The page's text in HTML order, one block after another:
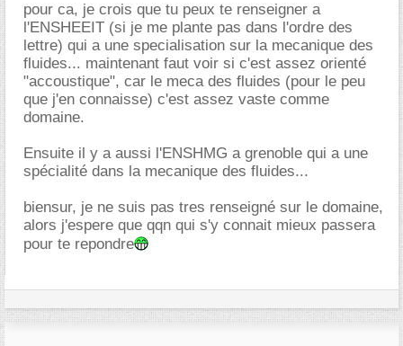
pour ca, je crois que tu peux te renseigner a
l'ENSHEEIT (si je me plante pas dans l'ordre des
lettre) qui a une specialisation sur la mecanique des
fluides... maintenant faut voir si c'est assez orienté
"accoustique", car le meca des fluides (pour le peu
que j'en connaisse) c'est assez vaste comme
domaine.
Ensuite il y a aussi l'ENSHMG a grenoble qui a une
spécialité dans la mecanique des fluides...
biensur, je ne suis pas tres renseigné sur le domaine,
alors j'espere que qqn qui s'y connait mieux passera
pour te repondre